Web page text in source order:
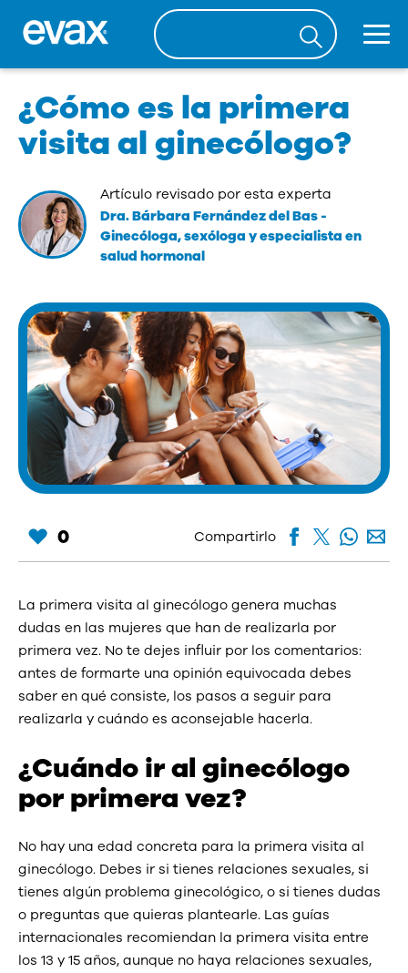
¿Cómo es la primera
visita al ginecólogo?
Artículo revisado por esta experta
Dra. Bárbara Fernández del Bas-
Ginecóloga, sexóloga y especialista en
salud hormonal
0 Compartirlo
La primera visita al ginecólogo genera muchas
dudas en las mujeres que han de realizarla por
primera vez. No te dejes influir por los comentarios:
antes de formarte una opinión equivocada debes
saber en qué consiste, los pasos a seguir para
realizarla y cuándo es aconsejable hacerla.
¿Cuándo ir al ginecólogo
por primera vez?
No hay una edad concreta para la primera visita al
ginecólogo. Debes ir si tienes relaciones sexuales, si
tienes algún problema ginecológico, o si tienes dudas
o preguntas que quieras plantearle. Las guías
internacionales recomiendan la primera visita entre
los 13 y 15 años, aunque no haya relaciones sexuales,